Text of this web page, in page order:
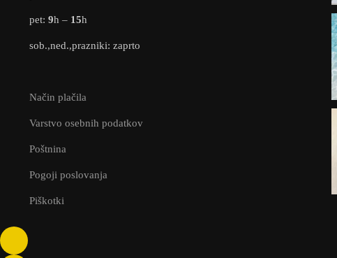
pet: 9h – 15h
sob.,ned.,prazniki: zaprto
Način plačila
Varstvo osebnih podatkov
Poštnina
Pogoji poslovanja
Piškotki